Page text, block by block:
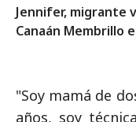
Jennifer, migrante
Canaán Membrillo
"Soy mamá de
años, soy